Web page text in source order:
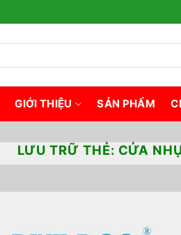
GIỚI THIỆU SẢN PHẨM
LƯU TRỮ THẺ: CỬA